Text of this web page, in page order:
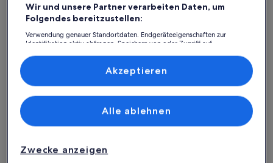
Ferienhaus Ferienwohnung/Apartment
Bandenitz: Finde deine perfekte
Unterkunft
Weitere Infos zu Ferienhaus Seebrise mit Strand, Sauna,
Weitere
Wir und unsere Partner verarbeiten Daten, um
Folgendes bereitzustellen:
Verwendung genauer Standortdaten. Endgeräteeigenschaften zur
Identifikation aktiv abfragen. Speichern von oder Zugriff auf
Inhalte, Messung von Werbeleistung und der Performance von Inhalten,
Zielgruppenforschung sowie Entwicklung und Verbesserung von
Liste der Partner (Lieferanten)
Zwecke anzeigen
Alle ablehnen
Akzeptieren